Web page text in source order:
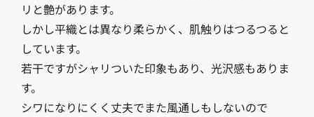
リと艶があります。
しかし平織とは異なり柔らかく、肌触りはつるつると
しています。
若干ですがシャリついた印象もあり、光沢感もありま
す。
シワになりにくく丈夫でまた風通しもしないので